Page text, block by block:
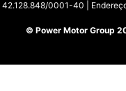
42.128.848/0001-40 |
© Power Motor Group